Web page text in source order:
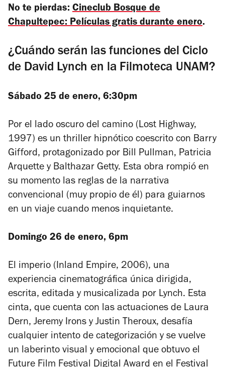
No te pierdas: Cineclub Bosque de
Chapultepec: Películas gratis durante enero.
¿Cuándo serán las funciones del Ciclo
de David Lynch en la Filmoteca UNAM?
Sábado 25 de enero, 6:30pm
Por el lado oscuro del camino (Lost Highway,
1997) es un thriller hipnótico coescrito con Barry
Gifford, protagonizado por Bill Pullman, Patricia
Arquette y Balthazar Getty. Esta obra rompió en
su momento las reglas de la narrativa
convencional (muy propio de él) para guiarnos
en un viaje cuando menos inquietante.
Domingo 26 de enero, 6pm
El imperio (Inland Empire, 2006), una
experiencia cinematográfica única dirigida,
escrita, editada y musicalizada por Lynch. Esta
cinta, que cuenta con las actuaciones de Laura
Dern, Jeremy Irons y Justin Theroux, desafía
cualquier intento de categorización y se vuelve
un laberinto visual y emocional que obtuvo el